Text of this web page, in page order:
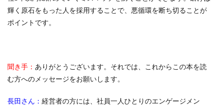
輝く原石をもった人を採用することで、悪循環を断ち切ることが
ポイントです。
聞き手： ありがとうございます。それでは、これからこの本を読
む方へのメッセージをお願いします。
長田さん： 経営者の方には、社員一人ひとりのエンゲージメン